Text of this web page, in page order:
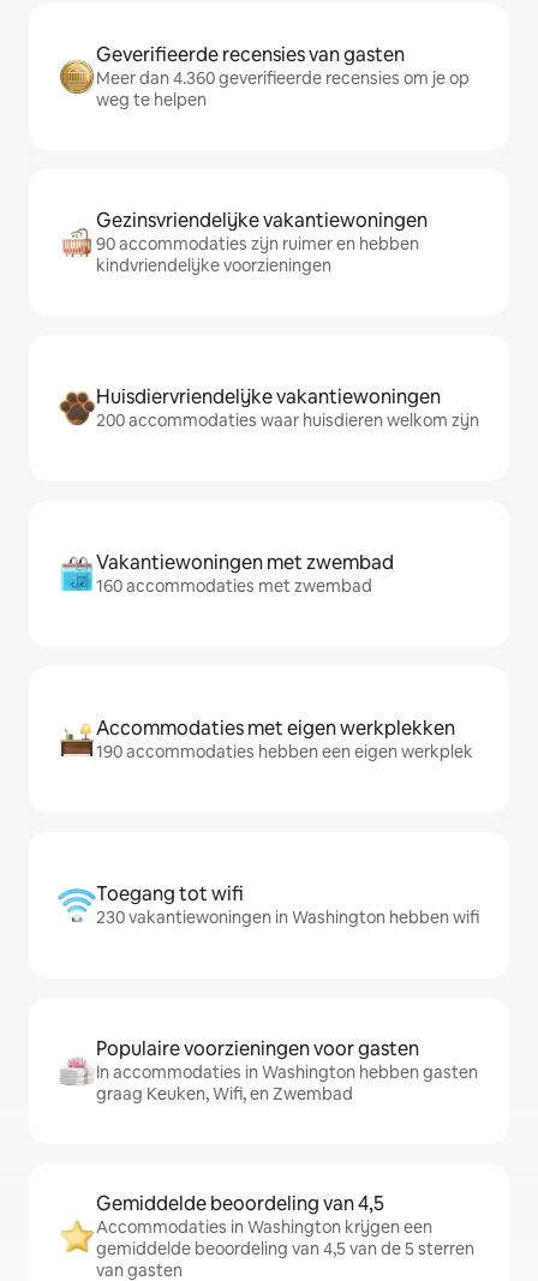
Geverifieerde recensies van gasten
Meer dan 4.360 geverifieerde recensies om je op
weg te helpen
Gezinsvriendelijke vakantiewoningen
90 accommodaties zijn ruimer en hebben
kindvriendelijke voorzieningen
Huisdiervriendelijke vakantiewoningen
200 accommodaties waar huisdieren welkom zijn
Vakantiewoningen met zwembad
160 accommodaties met zwembad
Accommodaties met eigen werkplekken
190 accommodaties hebben een eigen werkplek
Toegang tot wifi
230 vakantiewoningen in Washington hebben wifi
Populaire voorzieningen voor gasten
In accommodaties in Washington hebben gasten
graag Keuken, Wifi, en Zwembad
Gemiddelde beoordeling van 4,5
Accommodaties in Washington krijgen een
gemiddelde beoordeling van 4,5 van de 5 sterren
van gasten